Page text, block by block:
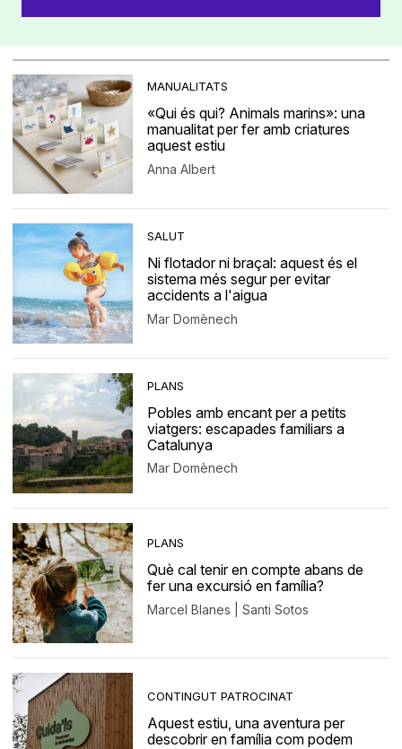
MANUALITATS
«Qui és qui? Animals marins»: una
manualitat per fer amb criatures
aquest estiu
Anna Albert
SALUT
Ni flotador ni braçal: aquest és el
sistema més segur per evitar
accidents a l'aigua
Mar Domènech
PLANS
Pobles amb encant per a petits
viatgers: escapades familiars a
Catalunya
Mar Domènech
PLANS
Què cal tenir en compte abans de
fer una excursió en família?
Marcel Blanes | Santi Sotos
CONTINGUT PATROCINAT
Aquest estiu, una aventura per
descobrir en família com podem